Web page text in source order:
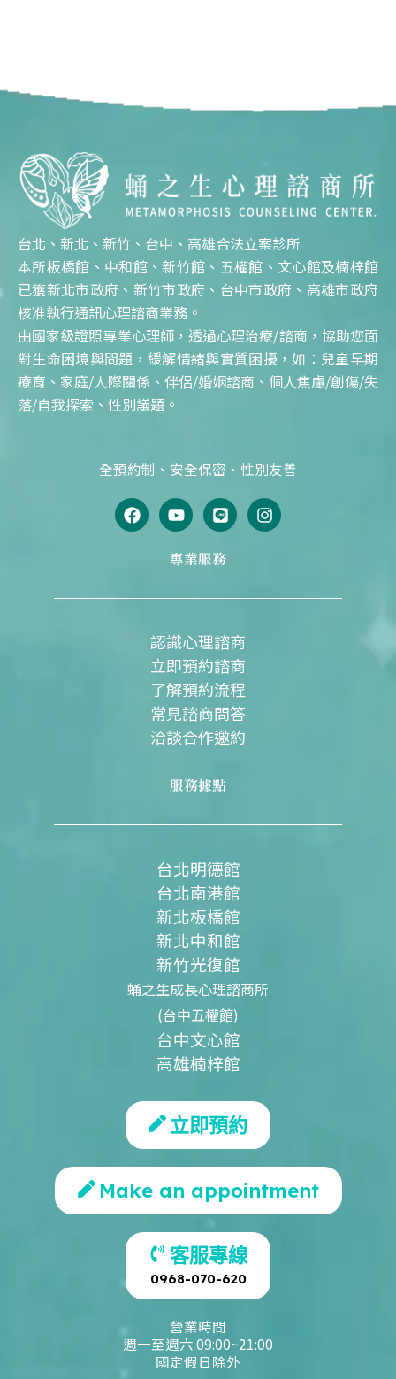
台北、新北、新竹、台中、高雄合法立案診所
本所板橋館、中和館、新竹館、五權館、文心館及楠梓館
已獲新北市政府、新竹市政府、台中市政府、高雄市政府
核准執行通訊心理諮商業務。
由國家級證照專業心理師，透過心理治療/諮商，協助您面
對生命困境與問題，緩解情緒與實質困擾，如：兒童早期
療育、家庭/人際關係、伴侶/婚姻諮商、個人焦慮/創傷/失
落/自我探索、性別議題。
全預約制、安全保密、性別友善
F
a
c
o
Y
o
u
t
u
e
L
i
n
e
I
n
s
r
專業服務
認識心理諮商
立即預約諮商
了解預約流程
常見諮商問答
洽談合作邀約
服務據點
台北明德館
台北南港館
新北板橋館
新北中和館
新竹光復館
蛹之生成長心理諮商所
(台中五權館)
台中文心館
高雄楠梓館
立即預約
Make an appointment
客服專線
0968-070-620
營業時間
週一至週六 09:00~21:00
國定假日除外